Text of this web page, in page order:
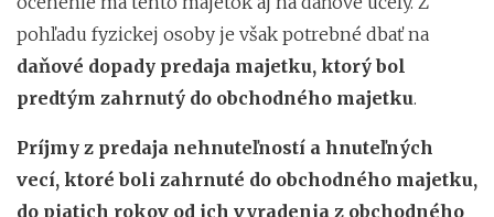
pohľadu fyzickej osoby je však potrebné dbať na
daňové dopady predaja majetku, ktorý bol
predtým zahrnutý do obchodného majetku.
Príjmy z predaja nehnuteľností a hnuteľných
vecí, ktoré boli zahrnuté do obchodného majetku,
do piatich rokov od ich vyradenia z obchodného